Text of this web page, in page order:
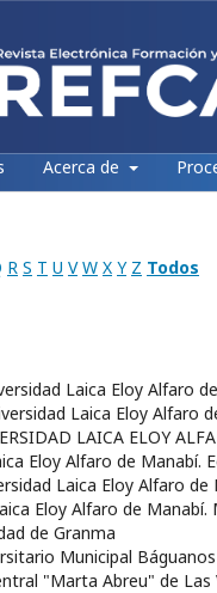
Acerca de
R S T U V W X Y Z Todos
Laica Eloy Alfaro
Laica Eloy Alfaro
LAICA ELOY
Eloy Alfaro de Manabí.
Laica Eloy Alfaro de
Eloy Alfaro de Manabí.
de Granma
Municipal Báguanos
"Marta Abreu" de Las